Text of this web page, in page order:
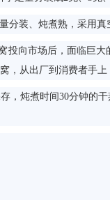
装、炖煮熟，采用真
向市场后，面临巨
从出厂到消费者手
炖煮时间30分钟的